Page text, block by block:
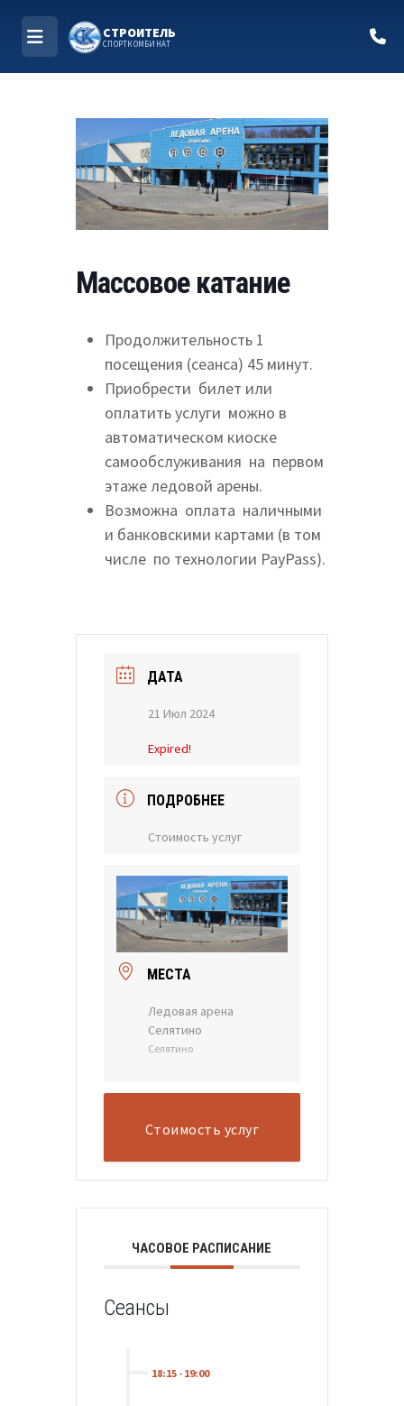
МЕНЮ
СТРОИТЕЛЬ
СПОРТКОМБИНАТ
Массовое катание
Продолжительность 1
посещения (сеанса) 45 минут.
Приобрести билет или
оплатить услуги можно в
автоматическом киоске
самообслуживания на первом
этаже ледовой арены.
Возможна оплата наличными
и банковскими картами (в том
числе по технологии PayPass).
ДАТА
21 Июл 2024
Expired!
ПОДРОБНЕЕ
Стоимость услуг
МЕСТА
Ледовая арена
Селятино
Селятино
Стоимость услуг
ЧАСОВОЕ РАСПИСАНИЕ
Сеансы
18:15- 19:00